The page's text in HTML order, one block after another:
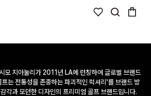
모 지아눌리가 2011년 LA에 런칭하여 글로벌 브랜드
는 전통성을 존중하는 파괴적인 럭셔리'를 브랜드 방
각과 모던한 디자인의 프리미엄 골프 브랜드입니다.